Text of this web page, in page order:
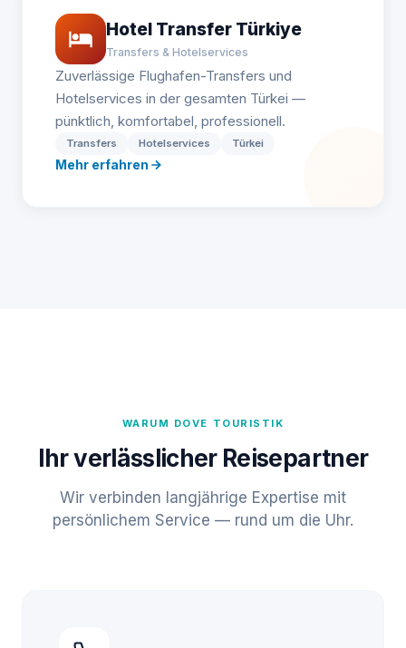
Hotel Transfer Türkiye
Transfers & Hotelservices
Zuverlässige Flughafen-Transfers und
Hotelservices in der gesamten Türkei —
pünktlich, komfortabel, professionell.
Transfers Hotelservices Türkei
Mehr erfahren
WARUM DOVE TOURISTIK
Ihr verlässlicher Reisepartner
Wir verbinden langjährige Expertise mit
persönlichem Service — rund um die Uhr.